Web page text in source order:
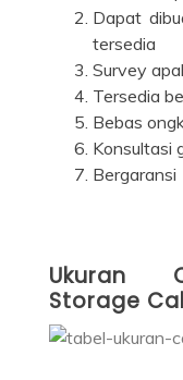
Dapat
tersedia
Survey
Tersedia
Bebas
Konsultasi
Bergaransi
Ukuran
Storage